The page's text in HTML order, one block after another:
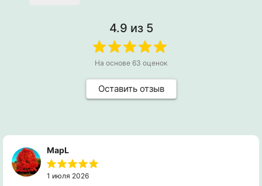
4.9 из 5
На основе 63 оценок
Оставить отзыв
MapL
1 июля 2026